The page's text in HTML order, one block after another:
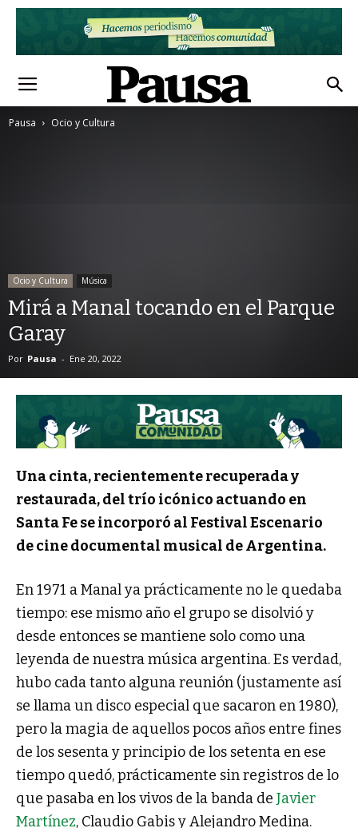
Pausa Ocio y Cultura
Ocio y Cultura Música
Mirá a Manal tocando en el Parque
Garay
Por Pausa - Ene 20, 2022
Una cinta, recientemente recuperada y
restaurada, del trío icónico actuando en
Santa Fe se incorporó al Festival Escenario
de cine documental musical de Argentina.
En 1971 a Manal ya prácticamente no le quedaba
tiempo: ese mismo año el grupo se disolvió y
desde entonces se mantiene solo como una
leyenda de nuestra música argentina. Es verdad,
hubo cada tanto alguna reunión (justamente así
se llama un disco especial que sacaron en 1980),
pero la magia de aquellos pocos años entre fines
de los sesenta y principio de los setenta en ese
tiempo quedó, prácticamente sin registros de lo
que pasaba en los vivos de la banda de Javier
Martínez, Claudio Gabis y Alejandro Medina.